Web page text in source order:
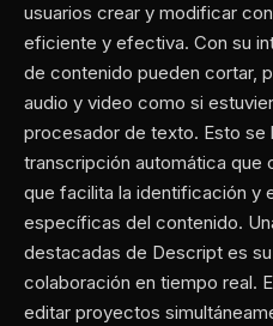
usuarios crear y modificar
eficiente y efectiva. Con su
de contenido pueden cortar,
audio y video como si
procesador de texto. Esto se
transcripción automática que
que facilita la identificación y
específicas del contenido.
destacadas de Descript es
colaboración en tiempo real.
editar proyectos